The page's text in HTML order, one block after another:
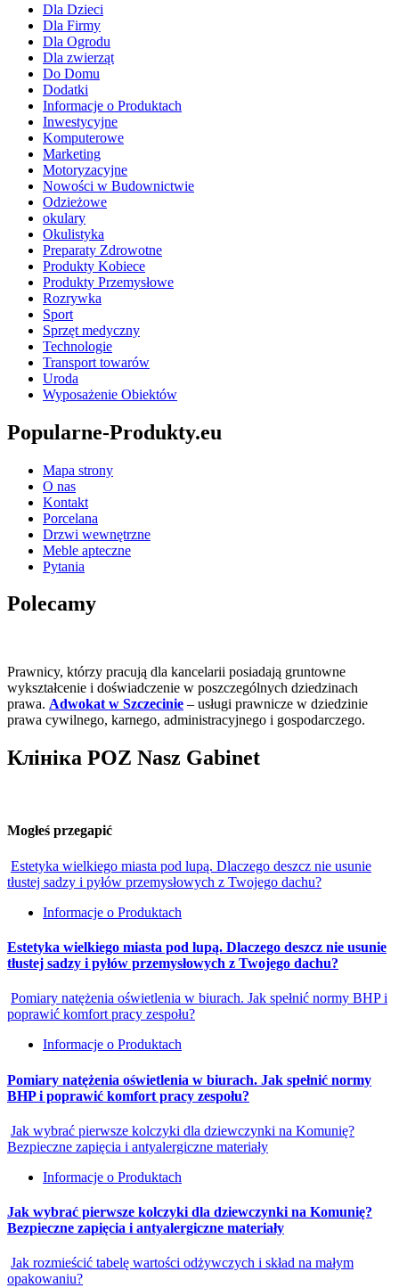
Dla Dzieci
Dla Firmy
Dla Ogrodu
Dla zwierząt
Do Domu
Dodatki
Informacje o Produktach
Inwestycyjne
Komputerowe
Marketing
Motoryzacyjne
Nowości w Budownictwie
Odzieżowe
okulary
Okulistyka
Preparaty Zdrowotne
Produkty Kobiece
Produkty Przemysłowe
Rozrywka
Sport
Sprzęt medyczny
Technologie
Transport towarów
Uroda
Wyposażenie Obiektów
Popularne-Produkty.eu
Mapa strony
O nas
Kontakt
Porcelana
Drzwi wewnętrzne
Meble apteczne
Pytania
Polecamy
Prawnicy, którzy pracują dla kancelarii posiadają gruntowne
wykształcenie i doświadczenie w poszczególnych dziedzinach
prawa. Adwokat w Szczecinie – usługi prawnicze w dziedzinie
prawa cywilnego, karnego, administracyjnego i gospodarczego.
Клініка POZ Nasz Gabinet
Mogłeś przegapić
Estetyka wielkiego miasta pod lupą. Dlaczego deszcz nie usunie
tłustej sadzy i pyłów przemysłowych z Twojego dachu?
Informacje o Produktach
Estetyka wielkiego miasta pod lupą. Dlaczego deszcz nie usunie
tłustej sadzy i pyłów przemysłowych z Twojego dachu?
Pomiary natężenia oświetlenia w biurach. Jak spełnić normy BHP i
poprawić komfort pracy zespołu?
Informacje o Produktach
Pomiary natężenia oświetlenia w biurach. Jak spełnić normy
BHP i poprawić komfort pracy zespołu?
Jak wybrać pierwsze kolczyki dla dziewczynki na Komunię?
Bezpieczne zapięcia i antyalergiczne materiały
Informacje o Produktach
Jak wybrać pierwsze kolczyki dla dziewczynki na Komunię?
Bezpieczne zapięcia i antyalergiczne materiały
Jak rozmieścić tabelę wartości odżywczych i skład na małym
opakowaniu?